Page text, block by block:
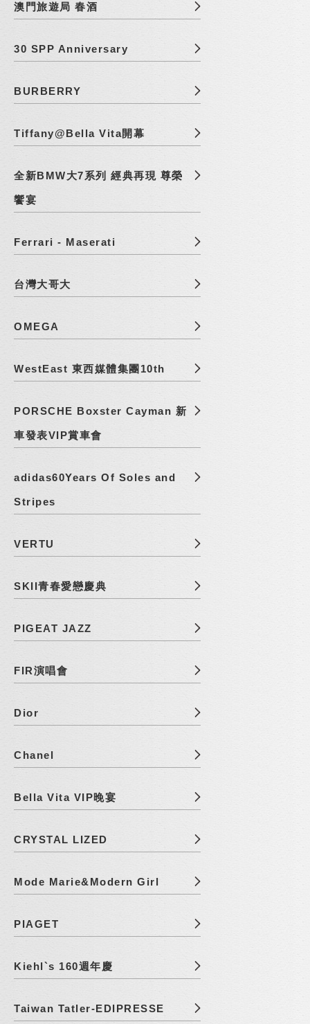
澳門旅遊局 春酒
30 SPP Anniversary
BURBERRY
Tiffany@Bella Vita開幕
全新BMW大7系列 經典再現 尊榮
饗宴
Ferrari - Maserati
台灣大哥大
OMEGA
WestEast 東西媒體集團10th
PORSCHE Boxster Cayman 新
車發表VIP賞車會
adidas60Years Of Soles and
Stripes
VERTU
SKII青春愛戀慶典
PIGEAT JAZZ
FIR演唱會
Dior
Chanel
Bella Vita VIP晚宴
CRYSTAL LIZED
Mode Marie&Modern Girl
PIAGET
Kiehl`s 160週年慶
Taiwan Tatler-EDIPRESSE